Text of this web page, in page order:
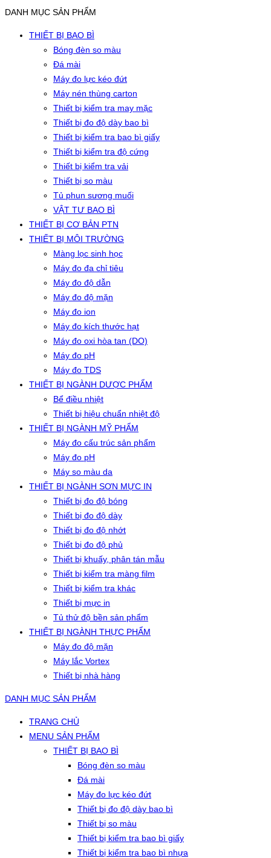
DANH MỤC SẢN PHẨM
THIẾT BỊ BAO BÌ
Bóng đèn so màu
Đá mài
Máy đo lực kéo đứt
Máy nén thùng carton
Thiết bị kiểm tra may mặc
Thiết bị đo độ dày bao bì
Thiết bị kiểm tra bao bì giấy
Thiết bị kiểm tra độ cứng
Thiết bị kiểm tra vải
Thiết bị so màu
Tủ phun sương muối
VẬT TƯ BAO BÌ
THIẾT BỊ CƠ BẢN PTN
THIẾT BỊ MÔI TRƯỜNG
Màng lọc sinh học
Máy đo đa chỉ tiêu
Máy đo độ dẫn
Máy đo độ mặn
Máy đo ion
Máy đo kích thước hạt
Máy đo oxi hòa tan (DO)
Máy đo pH
Máy đo TDS
THIẾT BỊ NGÀNH DƯỢC PHẨM
Bể điều nhiệt
Thiết bị hiệu chuẩn nhiệt độ
THIẾT BỊ NGÀNH MỸ PHẨM
Máy đo cấu trúc sản phẩm
Máy đo pH
Máy so màu da
THIẾT BỊ NGÀNH SƠN MỰC IN
Thiết bị đo độ bóng
Thiết bị đo độ dày
Thiết bị đo độ nhớt
Thiết bị đo độ phủ
Thiết bị khuấy, phân tán mẫu
Thiết bị kiểm tra màng film
Thiết bị kiểm tra khác
Thiết bị mực in
Tủ thử độ bền sản phẩm
THIẾT BỊ NGÀNH THỰC PHẨM
Máy đo độ mặn
Máy lắc Vortex
Thiết bị nhà hàng
DANH MỤC SẢN PHẨM
TRANG CHỦ
MENU SẢN PHẨM
THIẾT BỊ BAO BÌ
Bóng đèn so màu
Đá mài
Máy đo lực kéo đứt
Thiết bị đo độ dày bao bì
Thiết bị so màu
Thiết bị kiểm tra bao bì giấy
Thiết bị kiểm tra bao bì nhựa